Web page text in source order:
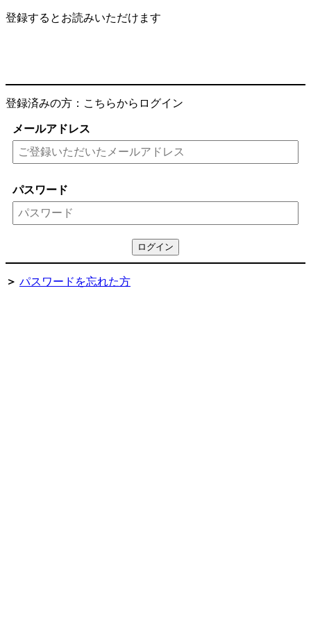
登録するとお読みいただけます
登録済みの方：こちらからログイン
メールアドレス
パスワード
＞ パスワードを忘れた方